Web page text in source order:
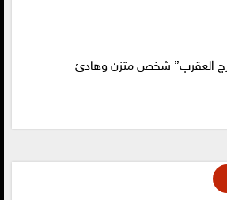
العقرب” شخص متزن وهادئ